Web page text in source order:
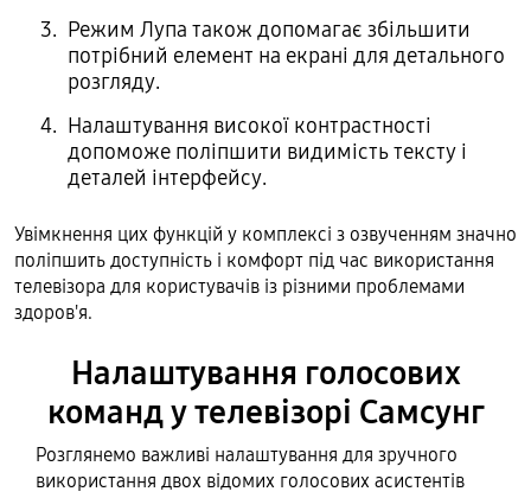
Режим Лупа також допомагає збільшити
потрібний елемент на екрані для детального
розгляду.
Налаштування високої контрастності
допоможе поліпшити видимість тексту і
деталей інтерфейсу.
Увімкнення цих функцій у комплексі з озвученням значно
поліпшить доступність і комфорт під час використання
телевізора для користувачів із різними проблемами
здоров'я.
Налаштування голосових
команд у телевізорі Самсунг
Розглянемо важливі налаштування для зручного
використання двох відомих голосових асистентів